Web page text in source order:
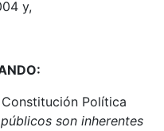
y,
Política
son inherentes